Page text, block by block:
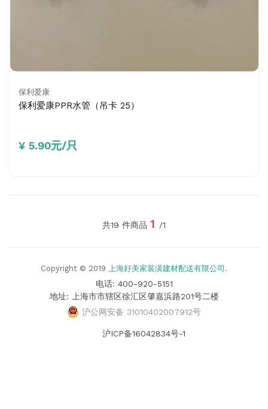
保利爱康
保利爱康PPR水管（吊卡 25）
¥ 5.90元/只
共19 件商品 1 /1
Copyright © 2019 上海好美家装潢建材配送有限公司 .
电话: 400-920-5151
地址: 上海市市辖区徐汇区肇嘉浜路201号二楼
沪公网安备 31010402007912号
沪ICP备16042834号-1